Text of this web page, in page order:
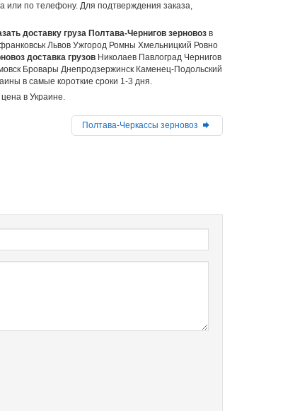
или по телефону. Для подтверждения заказа,
доставку груза Полтава-Чернигов зерновозв
Львов Ужгород Ромны Хмельницкий Ровно
доставка грузовНиколаев Павлоград Чернигов
Бровары Днепродзержинск Каменец-Подольский
в самые короткие сроки 1-3 дня.
в Украине.
Полтава-Черкассы зерновоз